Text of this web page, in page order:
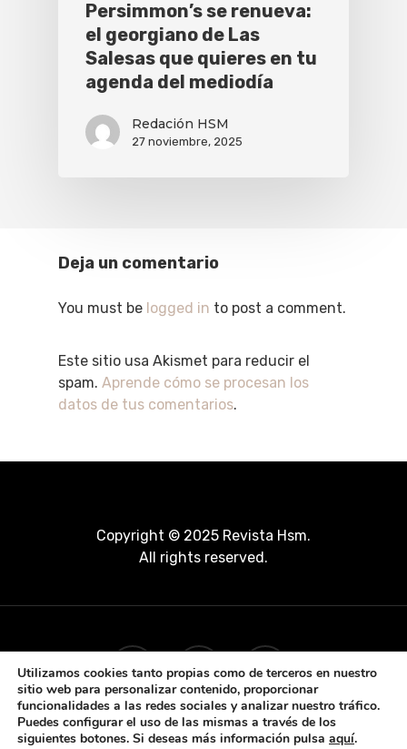
Persimmon’s se renueva:
el georgiano de Las
Salesas que quieres en tu
agenda del mediodía
Redación HSM
27 noviembre, 2025
Deja un comentario
You must be logged in to post a comment.
Este sitio usa Akismet para reducir el
spam. Aprende cómo se procesan los
datos de tus comentarios.
Copyright © 2025 Revista Hsm.
All rights reserved.
Utilizamos cookies tanto propias como de terceros en nuestro
sitio web para personalizar contenido, proporcionar
funcionalidades a las redes sociales y analizar nuestro tráfico.
Puedes configurar el uso de las mismas a través de los
siguientes botones. Si deseas más información pulsa aquí.